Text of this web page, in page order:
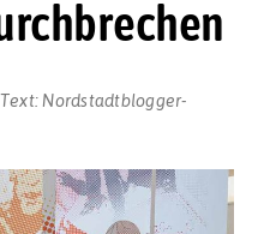
Text: Nordstadtblogger-